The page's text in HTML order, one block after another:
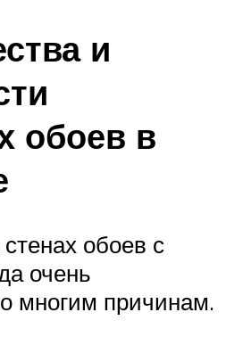
и
обоев в
обоев с
очень
многим причинам.